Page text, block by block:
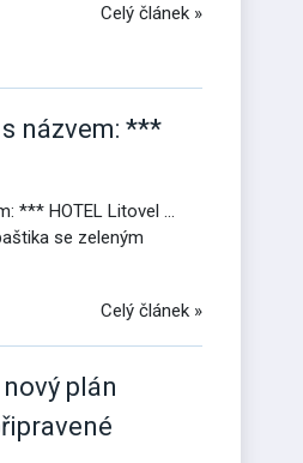
Celý článek »
názvem: ***
*** HOTEL Litovel …
se zeleným
Celý článek »
plán